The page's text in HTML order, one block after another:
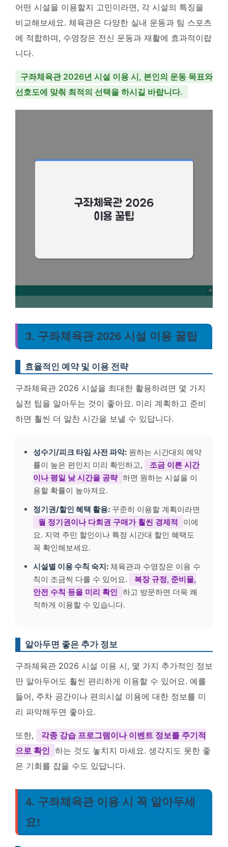
어떤 시설을 이용할지 고민이라면, 각 시설의 특징을
비교해보세요. 체육관은 다양한 실내 운동과 팀 스포츠
에 적합하며, 수영장은 전신 운동과 재활에 효과적이랍
니다.
구좌체육관 2026년 시설 이용 시, 본인의 운동 목표와
선호도에 맞춰 최적의 선택을 하시길 바랍니다.
3. 구좌체육관 2026 시설 이용 꿀팁
효율적인 예약 및 이용 전략
구좌체육관 2026 시설을 최대한 활용하려면 몇 가지
실전 팁을 알아두는 것이 좋아요. 미리 계획하고 준비
하면 훨씬 더 알찬 시간을 보낼 수 있답니다.
성수기/피크 타임 사전 파악: 원하는 시간대의 예약
률이 높은 편인지 미리 확인하고,
조금 이른 시간
이나 평일 낮 시간을 공략 하면 원하는 시설을 이
용할 확률이 높아져요.
정기권/할인 혜택 활용: 꾸준히 이용할 계획이라면
월 정기권이나 다회권 구매가 훨씬 경제적
이에
요. 지역 주민 할인이나 특정 시간대 할인 혜택도
꼭 확인해보세요.
시설별 이용 수칙 숙지: 체육관과 수영장은 이용 수
칙이 조금씩 다를 수 있어요.
복장 규정, 준비물,
안전 수칙 등을 미리 확인 하고 방문하면 더욱 쾌
적하게 이용할 수 있습니다.
알아두면 좋은 추가 정보
구좌체육관 2026 시설 이용 시, 몇 가지 추가적인 정보
만 알아두어도 훨씬 편리하게 이용할 수 있어요. 예를
들어, 주차 공간이나 편의시설 이용에 대한 정보를 미
리 파악해두면 좋아요.
또한,
각종 강습 프로그램이나 이벤트 정보를 주기적
으로 확인 하는 것도 놓치지 마세요. 생각지도 못한 좋
은 기회를 잡을 수도 있답니다.
4. 구좌체육관 이용 시 꼭 알아두세
요!